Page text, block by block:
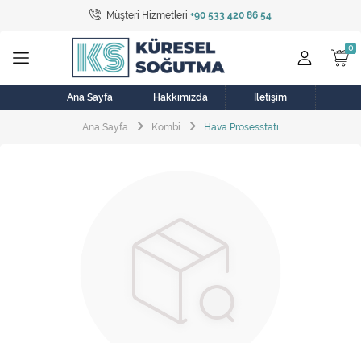
Müşteri Hizmetleri +90 533 420 86 54
Tüm Kategoriler
Bulaşık Makinesi
Buzdolabı
Çamaşır Kurutma Makinesi
Elektrikli Aksamlar
Elektrikli Süpürge
Fan
Ana Sayfa Hakkımızda İletişim
Ana Sayfa Kombi Hava Prosesstatı